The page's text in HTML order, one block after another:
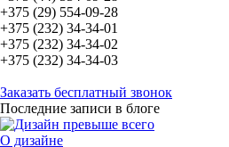
+375 (29) 554-09-28
+375 (232) 34-34-01
+375 (232) 34-34-02
+375 (232) 34-34-03
Заказать бесплатный звонок
Последние записи в блоге
О дизайне